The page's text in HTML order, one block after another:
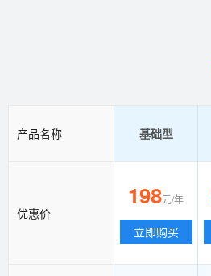
产品名称 基础型
优惠价
198元/年
立即购买